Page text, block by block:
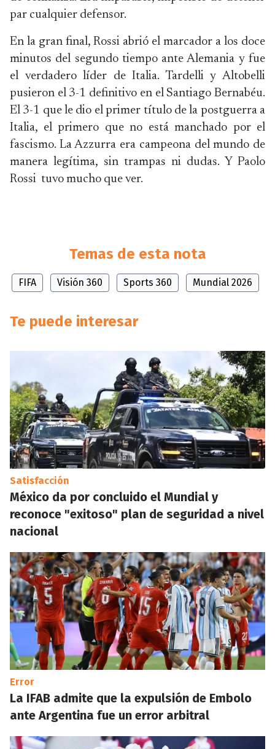
par cualquier defensor.
En la gran final, Rossi abrió el marcador a los doce
minutos del segundo tiempo ante Alemania y fue
el verdadero líder de Italia. Tardelli y Altobelli
pusieron el 3-1 definitivo en el Santiago Bernabéu.
El 3-1 que le dio el primer título de la postguerra a
Italia, el primero que no está manchado por el
fascismo. La Azzurra era campeona del mundo de
manera legítima, sin trampas ni dudas. Y Paolo
Rossi tuvo mucho que ver.
Temas de esta nota
FIFA Visión 360 Sports 360 Mundial 2026
Te puede interesar
Satisfacción
México da por concluido el Mundial y
reconoce "exitoso" plan de seguridad a nivel
nacional
Error
La IFAB admite que la expulsión de Embolo
ante Argentina fue un error arbitral